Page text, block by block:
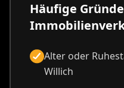
Häufige
Alter oder
Willich